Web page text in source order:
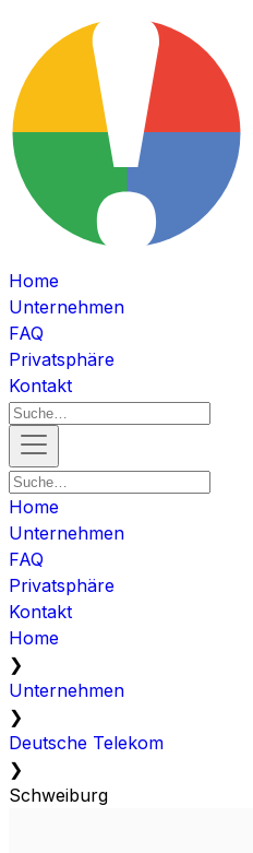
Home
Unternehmen
FAQ
Privatsphäre
Kontakt
Home
Unternehmen
FAQ
Privatsphäre
Kontakt
Home
❯
Unternehmen
❯
Deutsche Telekom
❯
Schweiburg